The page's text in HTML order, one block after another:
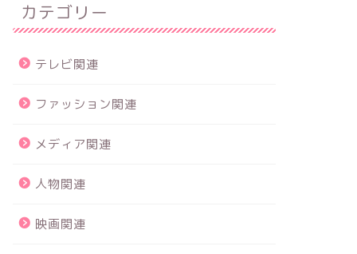
カテゴリー
テレビ関連
ファッション関連
メディア関連
人物関連
映画関連